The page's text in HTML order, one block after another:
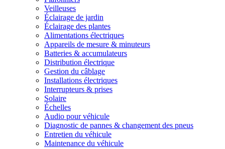
Veilleuses
Éclairage de jardin
Éclairage des plantes
Alimentations électriques
Appareils de mesure & minuteurs
Batteries & accumulateurs
Distribution électrique
Gestion du câblage
Installations électriques
Interrupteurs & prises
Solaire
Échelles
Audio pour véhicule
Diagnostic de pannes & changement des pneus
Entretien du véhicule
Maintenance du véhicule